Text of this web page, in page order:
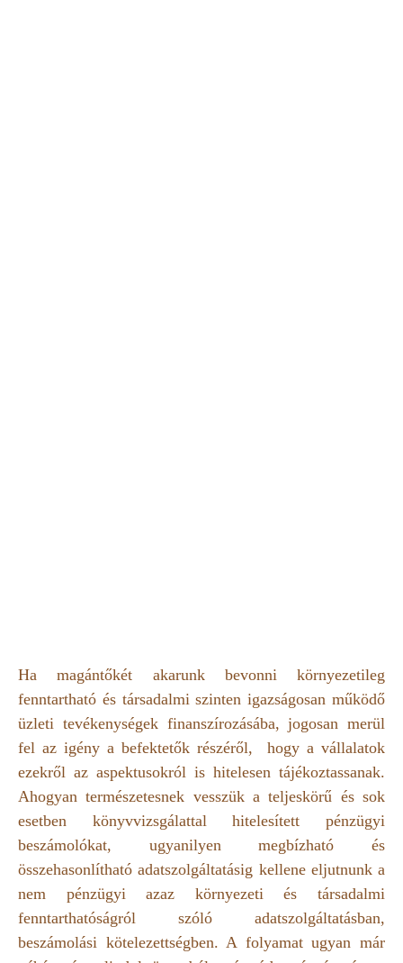
Ha magántőkét akarunk bevonni környezetileg
fenntartható és társadalmi szinten igazságosan működő
üzleti tevékenységek finanszírozásába, jogosan merül
fel az igény a befektetők részéről, hogy a vállalatok
ezekről az aspektusokról is hitelesen tájékoztassanak.
Ahogyan természetesnek vesszük a teljeskörű és sok
esetben könyvvizsgálattal hitelesített pénzügyi
beszámolókat, ugyanilyen megbízható és
összehasonlítható adatszolgáltatásig kellene eljutnunk a
nem pénzügyi azaz környezeti és társadalmi
fenntarthatóságról szóló adatszolgáltatásban,
beszámolási kötelezettségben. A folyamat ugyan már